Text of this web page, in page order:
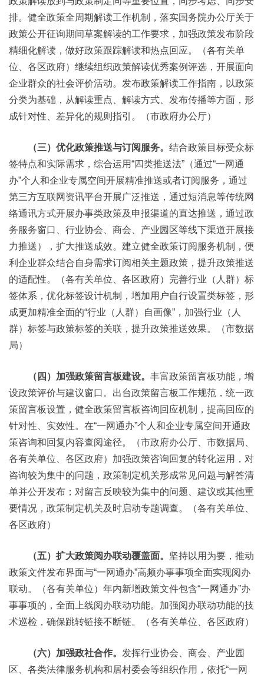
排。健全政策全周期解读工作机制，落实国务院办公厅关于
政策公开征询期间草案解读的工作要求，加强政策发布阶段
精细化解读，做好政策跟踪解读和热点回应。（各有关单
位、各区政府）继续组织政策解读优秀案例评选，开展面向
企业群众的社会评价活动。发布政策解读工作指南，以政策
分类为基础，从解读重点、解读方式、发布传播等方面，形
成针对性、差异化的规则指引。（市政府办公厅）
（三）优化政策推送与订阅服务。 结合政策目标受众标
签特点和实际需求，综合运用“四类推送法”（通过“一网通
办”个人和企业专属空间开展精准推送或者订阅服务，通过
第三方互联网资讯平台开展广泛推送，通过短消息等传统网
络通讯方式开展办事类政策及申报渠道的直达推送，通过政
务服务窗口、行业协会、商会、产业园区等线下渠道开展接
力推送），扩大推送成效。建立健全政策订阅服务机制，便
利企业群众结合自身需求订阅相关主题政策，提升政策推送
的适配性。（各有关单位、各区政府）完善行业（人群）标
签体系，优化标签设计机制，增加用户自行设置类标签，形
成更加精准全面的“行业（人群）自画像”，加强行业（人
群）标签与政策标签的关联，提升政策推送效果。（市数据
局）
（四）加强政策留言板建设。 丰富政策留言板功能，增
设政策评价与建议窗口。出台政策留言板工作规范，统一政
策留言板设置，健全政策留言板咨询回应机制，提高回应的
针对性、实效性。在“一网通办”个人和企业专属空间开通政
策咨询和回复内容查阅途径。（市政府办公厅、市数据局、
各有关单位、各区政府）加强政策咨询回复的转化运用，对
咨询较为集中的问题，政策制定机关形成常见问题与解答清
单并公开发布；对留言反映较为集中的问题、建议或其他重
要情况，政策制定机关及时启动专题调查。（各有关单位、
各区政府）
（五）扩大政策阅办联动覆盖面。 坚持以用为要，推动
政策文件发布界面与“一网通办”高频办事事项全面实现阅办
联动。（各有关单位）年内新增政策文件包含“一网通办”办
事事项的，全面上线阅办联动功能。加强阅办联动功能的技
术巡检，确保跳转链接不断链。（各有关单位、各区政府）
（六）加强政社合作。 发挥行业协会、商会、产业园
区、各类法律服务机构和居村委会等组织作用，依托“一网